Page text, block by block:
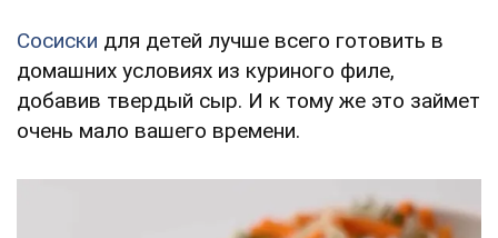
Сосиски для детей лучше всего готовить в
домашних условиях из куриного филе,
добавив твердый сыр. И к тому же это займет
очень мало вашего времени.